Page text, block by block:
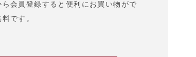
会員登録すると便利にお買い物がで
です。